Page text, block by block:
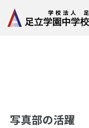
写真部の活躍